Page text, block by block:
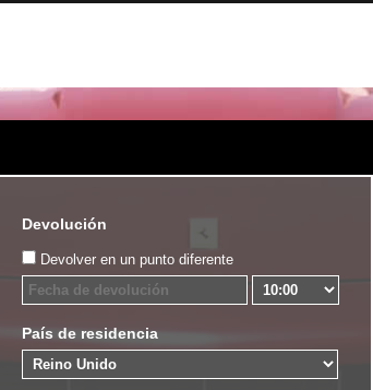
Devolución
Devolver en un punto diferente
País de residencia